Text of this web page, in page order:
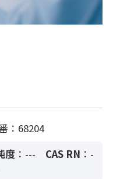
：68204
度：--- CAS RN ：-